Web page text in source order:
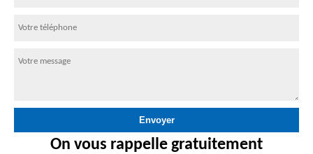
On vous rappelle gratuitement